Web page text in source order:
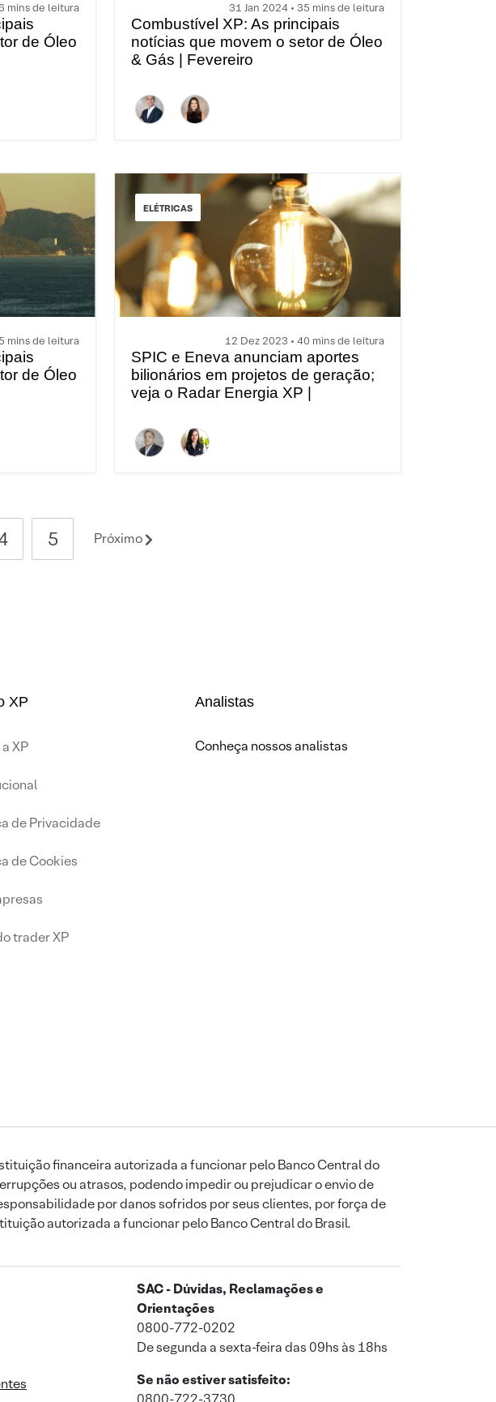
mins de leitura
de Óleo
31 Jan 2024 • 35 mins de leitura
Combustível XP: As principais
notícias que movem o setor de Óleo
& Gás | Fevereiro
mins de leitura
de Óleo
ELÉTRICAS
12 Dez 2023 • 40 mins de leitura
SPIC e Eneva anunciam aportes
bilionários em projetos de geração;
veja o Radar Energia XP |
5 Próximo
XP
XP
de Privacidade
de Cookies
trader XP
Analistas
Conheça nossos analistas
financeira autorizada a funcionar pelo Banco Central do
ou atrasos, podendo impedir ou prejudicar o envio de
por danos sofridos por seus clientes, por força de
autorizada a funcionar pelo Banco Central do Brasil.
SAC - Dúvidas, Reclamações e
Orientações
0800-772-0202
De segunda a sexta-feira das 09hs às 18hs
Se não estiver satisfeito: